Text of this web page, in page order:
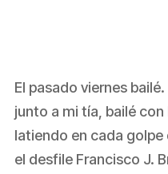
El pasado viernes
junto a mi tía, bailé
latiendo en cada
el desfile Francisco J.